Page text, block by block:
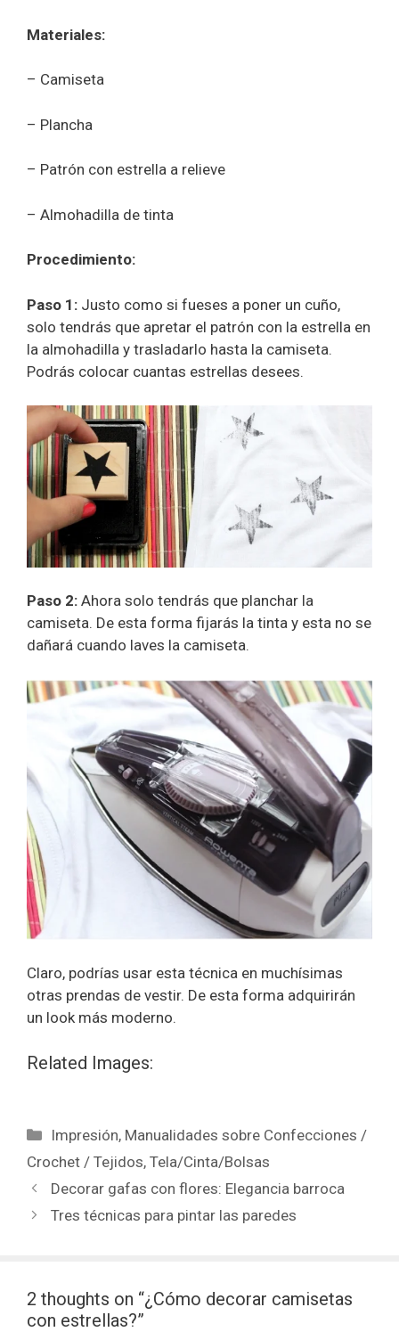
Materiales:
– Camiseta
– Plancha
– Patrón con estrella a relieve
– Almohadilla de tinta
Procedimiento:
Paso 1: Justo como si fueses a poner un cuño,
solo tendrás que apretar el patrón con la estrella en
la almohadilla y trasladarlo hasta la camiseta.
Podrás colocar cuantas estrellas desees.
Paso 2: Ahora solo tendrás que planchar la
camiseta. De esta forma fijarás la tinta y esta no se
dañará cuando laves la camiseta.
Claro, podrías usar esta técnica en muchísimas
otras prendas de vestir. De esta forma adquirirán
un look más moderno.
Related Images:
Impresión, Manualidades sobre Confecciones /
Crochet / Tejidos, Tela/Cinta/Bolsas
Decorar gafas con flores: Elegancia barroca
Tres técnicas para pintar las paredes
2 thoughts on “¿Cómo decorar camisetas
con estrellas?”